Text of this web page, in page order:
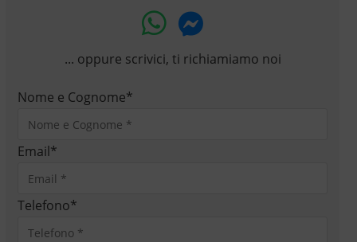
... oppure scrivici, ti richiamiamo noi
Nome e Cognome*
Email*
Telefono*